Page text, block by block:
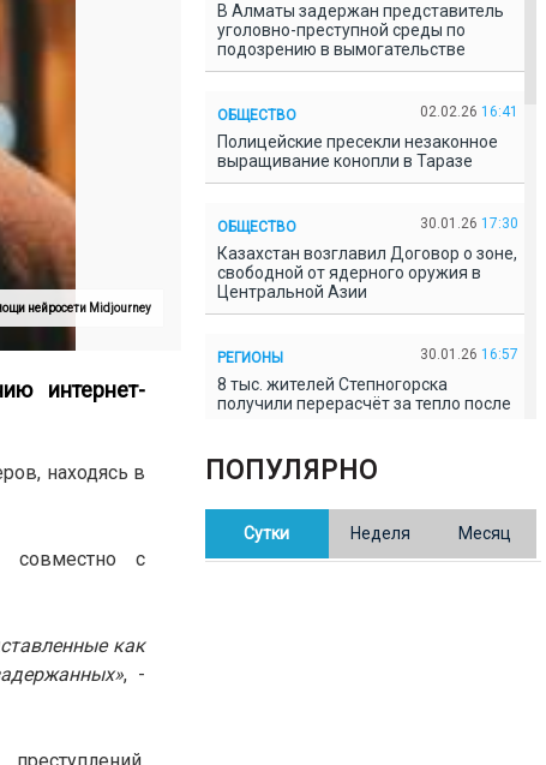
нейросети Midjourney
интернет-
находясь в
совместно с
как
, -
В Алматы задержан представитель
уголовно-преступной среды по
подозрению в вымогательстве
ОБЩЕСТВО 02.02.26 16:41
Полицейские пресекли незаконное
выращивание конопли в Таразе
ОБЩЕСТВО 30.01.26 17:30
Казахстан возглавил Договор о зоне,
свободной от ядерного оружия в
Центральной Азии
РЕГИОНЫ 30.01.26 16:57
8 тыс. жителей Степногорска
получили перерасчёт за тепло после
В Казахстане готовят новую
редакцию Конституции: меняется
ПОПУЛЯРНО
Сутки Неделя Месяц